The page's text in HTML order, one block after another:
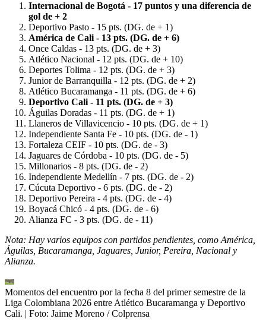
Internacional de Bogotá - 17 puntos y una diferencia de
gol de + 2
Deportivo Pasto - 15 pts. (DG. de + 1)
América de Cali - 13 pts. (DG. de + 6)
Once Caldas - 13 pts. (DG. de + 3)
Atlético Nacional - 12 pts. (DG. de + 10)
Deportes Tolima - 12 pts. (DG. de + 3)
Junior de Barranquilla - 12 pts. (DG. de + 2)
Atlético Bucaramanga - 11 pts. (DG. de + 6)
Deportivo Cali - 11 pts. (DG. de + 3)
Águilas Doradas - 11 pts. (DG. de + 1)
Llaneros de Villavicencio - 10 pts. (DG. de + 1)
Independiente Santa Fe - 10 pts. (DG. de - 1)
Fortaleza CEIF - 10 pts. (DG. de - 3)
Jaguares de Córdoba - 10 pts. (DG. de - 5)
Millonarios - 8 pts. (DG. de - 2)
Independiente Medellín - 7 pts. (DG. de - 2)
Cúcuta Deportivo - 6 pts. (DG. de - 2)
Deportivo Pereira - 4 pts. (DG. de - 4)
Boyacá Chicó - 4 pts. (DG. de - 6)
Alianza FC - 3 pts. (DG. de - 11)
Nota: Hay varios equipos con partidos pendientes, como América,
Águilas, Bucaramanga, Jaguares, Junior, Pereira, Nacional y
Alianza.
Momentos del encuentro por la fecha 8 del primer semestre de la
Liga Colombiana 2026 entre Atlético Bucaramanga y Deportivo
Cali. | Foto: Jaime Moreno / Colprensa